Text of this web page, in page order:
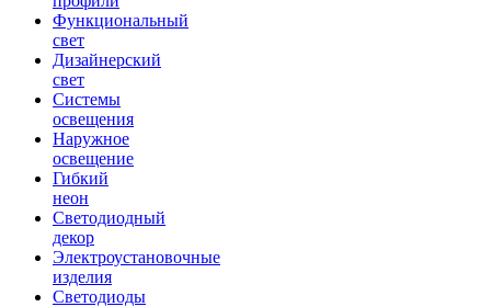
Функциональный
свет
Дизайнерский
свет
Системы
освещения
Наружное
освещение
Гибкий
неон
Светодиодный
декор
Электроустановочные
изделия
Светодиоды